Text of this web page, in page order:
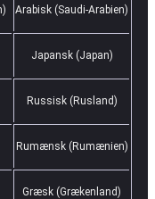
Arabisk (Saudi-Arabien)
Japansk (Japan)
Russisk (Rusland)
Rumænsk (Rumænien)
Græsk (Grækenland)